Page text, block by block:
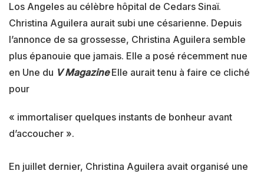
Los Angeles au célèbre hôpital de Cedars Sinaï.
Christina Aguilera aurait subi une césarienne. Depuis
l’annonce de sa grossesse, Christina Aguilera semble
plus épanouie que jamais. Elle a posé récemment nue
en Une du V MagazineElle aurait tenu à faire ce cliché
pour
« immortaliser quelques instants de bonheur avant
d’accoucher ».
En juillet dernier, Christina Aguilera avait organisé une